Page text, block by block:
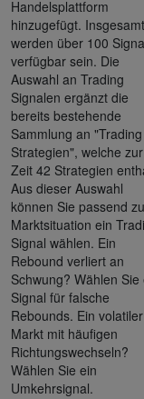
Handelsplattform
hinzugefügt. Insgesamt
werden über 100
verfügbar sein. Die
Auswahl an Trading
Signalen ergänzt die
bereits bestehende
Sammlung an "Trading
Strategien", welche zur
Zeit 42 Strategien
Aus dieser Auswahl
können Sie passend
Marktsituation ein
Signal wählen. Ein
Rebound verliert an
Schwung? Wählen Sie
Signal für falsche
Rebounds. Ein volatiler
Markt mit häufigen
Richtungswechseln?
Wählen Sie ein
Umkehrsignal.